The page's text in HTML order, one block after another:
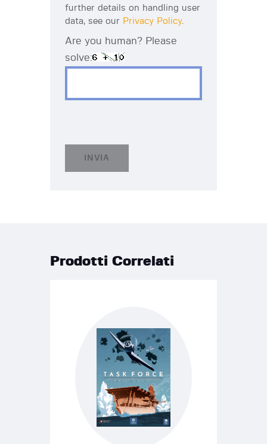
further details on handling user
data, see our Privacy Policy.
Are you human? Please
solve:
Prodotti Correlati